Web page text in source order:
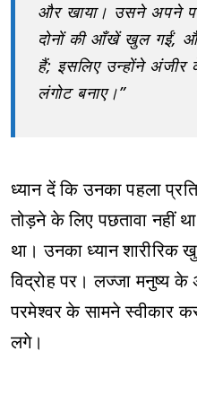
और खाया। उसने अपने
दोनों की आँखें खुल गईं,
हैं; इसलिए उन्होंने
लंगोट बनाए।”
ध्यान दें कि उनका पहला
तोड़ने के लिए पछतावा नहीं
था। उनका ध्यान शारीरिक
विद्रोह पर। लज्जा मनुष्य
परमेश्वर के सामने स्वीकार
लगे।